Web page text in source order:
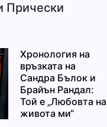
Прически
Хронология на
връзката на
Сандра Бълок и
Брайън Рандал:
Той е „Любовта на
живота ми“